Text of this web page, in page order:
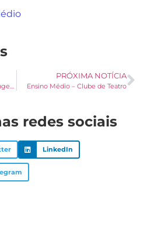
Ensino Médio – Dia D Personagens
PRÓXIMA NOTÍCIA
Ensino Médio – Clube de Teatro
redes sociais
LinkedIn